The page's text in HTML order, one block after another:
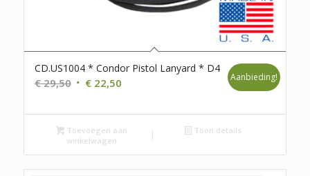
CD.US1004 * Condor Pistol Lanyard * D4
€29,50 Oorspronkelijke
was:
€ 29,50.
€22,50Huidige
is:
€ 22,50.
Aanbieding!
Toevoegen aan
winkelwagen
Toon details